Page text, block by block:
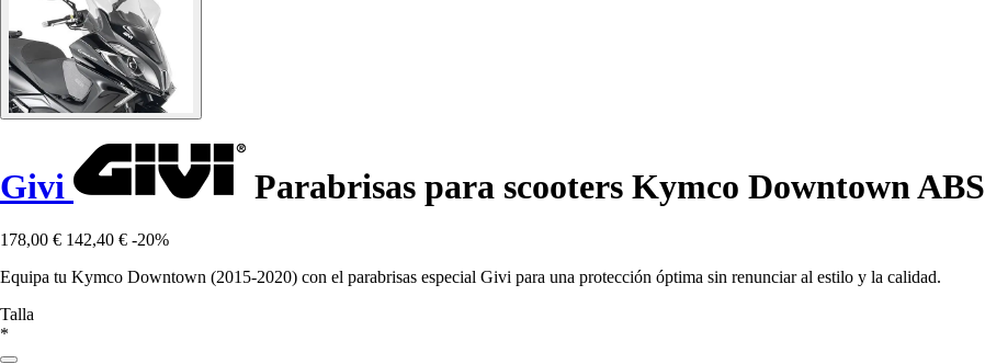
Givi Parabrisas para scooters Kymco Downtown
178,00 € 142,40 € -20%
Equipa tu Kymco Downtown (2015-2020) con el parabrisas especial Givi para una protección óptima sin renunciar al estilo y la calidad.
Talla
*